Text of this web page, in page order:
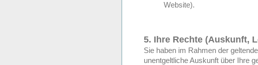
Website).
5. Ihre Rechte (Auskunft,
Sie haben im Rahmen der
unentgeltliche Auskunft über Ihre